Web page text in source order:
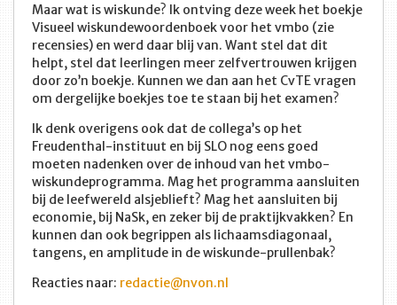
Maar wat is wiskunde? Ik ontving deze week het boekje
Visueel wiskundewoordenboek voor het vmbo (zie
recensies) en werd daar blij van. Want stel dat dit
helpt, stel dat leerlingen meer zelfvertrouwen krijgen
door zo’n boekje. Kunnen we dan aan het CvTE vragen
om dergelijke boekjes toe te staan bij het examen?
Ik denk overigens ook dat de collega’s op het
Freudenthal-instituut en bij SLO nog eens goed
moeten nadenken over de inhoud van het vmbo-
wiskundeprogramma. Mag het programma aansluiten
bij de leefwereld alsjeblieft? Mag het aansluiten bij
economie, bij NaSk, en zeker bij de praktijkvakken? En
kunnen dan ook begrippen als lichaamsdiagonaal,
tangens, en amplitude in de wiskunde-prullenbak?
Reacties naar: redactie@nvon.nl